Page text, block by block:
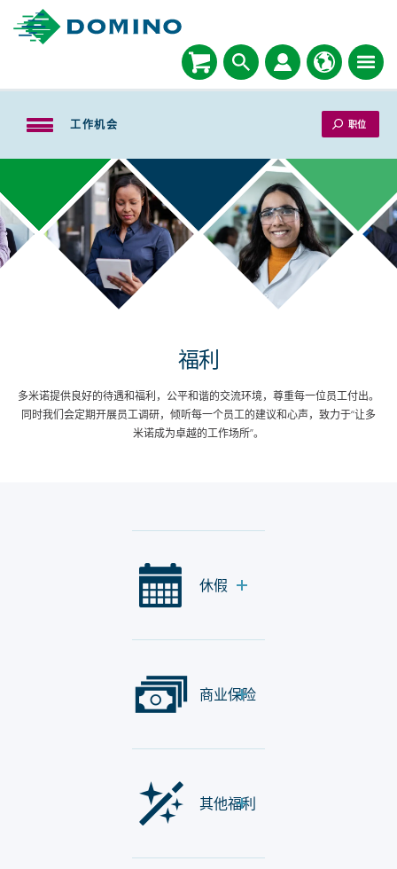
工作机会 职位
福利
多米诺提供良好的待遇和福利，公平和谐的交流环境，尊重每一位员工付出。
同时我们会定期开展员工调研，倾听每一个员工的建议和心声，致力于“让多
米诺成为卓越的工作场所”。
休假
商业保险
其他福利